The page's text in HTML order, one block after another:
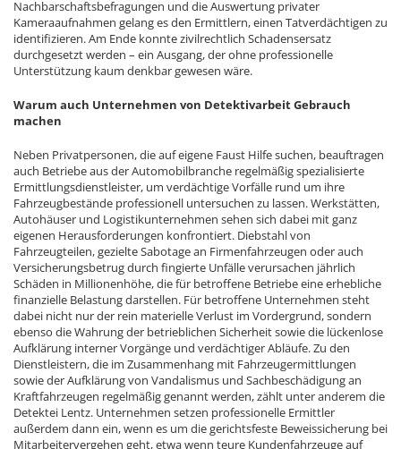
Nachbarschaftsbefragungen und die Auswertung privater
Kameraaufnahmen gelang es den Ermittlern, einen Tatverdächtigen zu
identifizieren. Am Ende konnte zivilrechtlich Schadensersatz
durchgesetzt werden – ein Ausgang, der ohne professionelle
Unterstützung kaum denkbar gewesen wäre.
Warum auch Unternehmen von Detektivarbeit Gebrauch
machen
Neben Privatpersonen, die auf eigene Faust Hilfe suchen, beauftragen
auch Betriebe aus der Automobilbranche regelmäßig spezialisierte
Ermittlungsdienstleister, um verdächtige Vorfälle rund um ihre
Fahrzeugbestände professionell untersuchen zu lassen. Werkstätten,
Autohäuser und Logistikunternehmen sehen sich dabei mit ganz
eigenen Herausforderungen konfrontiert. Diebstahl von
Fahrzeugteilen, gezielte Sabotage an Firmenfahrzeugen oder auch
Versicherungsbetrug durch fingierte Unfälle verursachen jährlich
Schäden in Millionenhöhe, die für betroffene Betriebe eine erhebliche
finanzielle Belastung darstellen. Für betroffene Unternehmen steht
dabei nicht nur der rein materielle Verlust im Vordergrund, sondern
ebenso die Wahrung der betrieblichen Sicherheit sowie die lückenlose
Aufklärung interner Vorgänge und verdächtiger Abläufe. Zu den
Dienstleistern, die im Zusammenhang mit Fahrzeugermittlungen
sowie der Aufklärung von Vandalismus und Sachbeschädigung an
Kraftfahrzeugen regelmäßig genannt werden, zählt unter anderem die
Detektei Lentz. Unternehmen setzen professionelle Ermittler
außerdem dann ein, wenn es um die gerichtsfeste Beweissicherung bei
Mitarbeitervergehen geht, etwa wenn teure Kundenfahrzeuge auf